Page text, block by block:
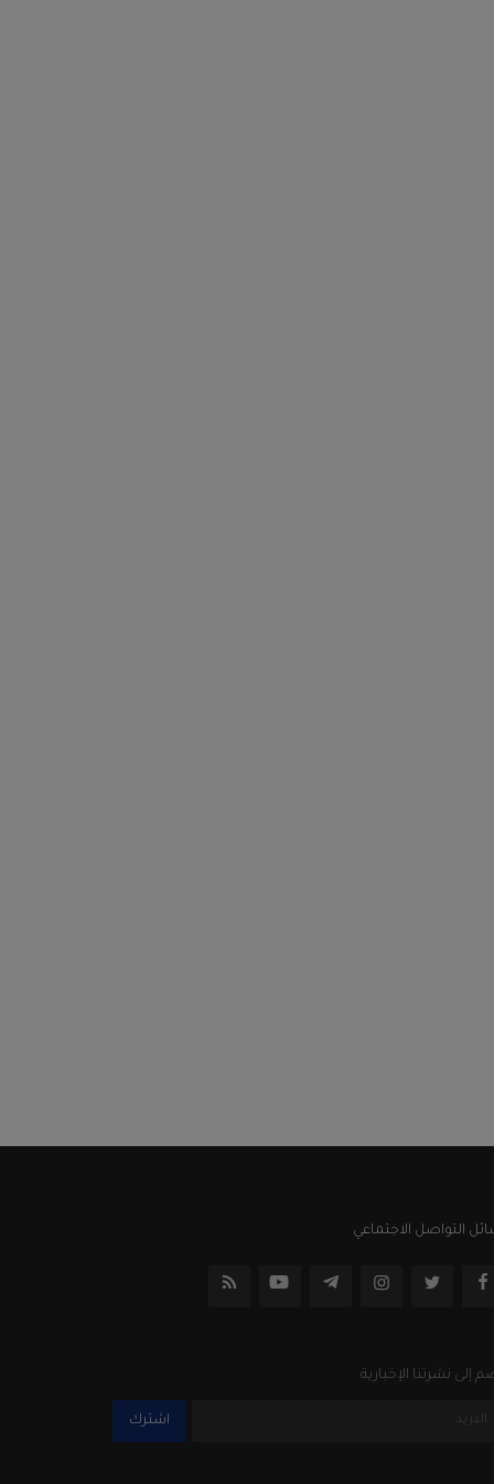
التواصل الاجتماعي
إلى نشرتنا الإخبارية
اشترك